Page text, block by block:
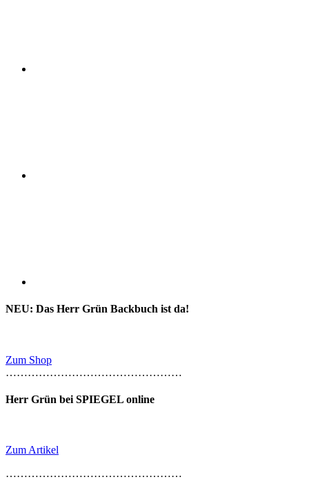
NEU: Das Herr Grün Backbuch ist da!
Zum Shop
…………………………………………
Herr Grün bei SPIEGEL online
Zum Artikel
…………………………………………